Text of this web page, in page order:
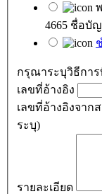
4665 ชื่อบั
กรุณาระบุวิธีกา
เลขที่อ้างอิง
เลขที่อ้างอิงจาก
ระบุ)
รายละเอียด